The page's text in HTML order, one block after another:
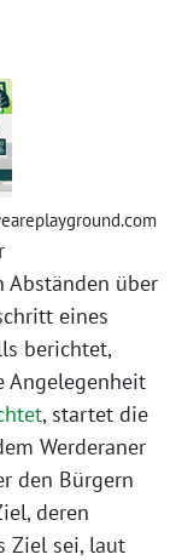
Abständen über
eines
berichtet,
Angelegenheit
, startet die
Werderaner
den Bürgern
deren
Ziel sei, laut